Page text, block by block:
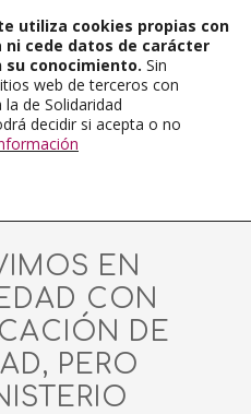
EN
CON
DE
PERO
utiliza cookies propias con
cede datos de carácter
su conocimiento. Sin
web de terceros con
de Solidaridad
decidir si acepta o no